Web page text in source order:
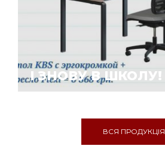
І ЗНОВУ В ШКОЛУ!
ВСЯ ПРОДУКЦІЯ